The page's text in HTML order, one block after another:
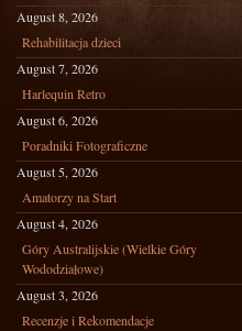
August 8, 2026
Rehabilitacja dzieci
August 7, 2026
Harlequin Retro
August 6, 2026
Poradniki Fotograficzne
August 5, 2026
Amatorzy na Start
August 4, 2026
Góry Australijskie (Wielkie Góry
Wododziałowe)
August 3, 2026
Recenzje i Rekomendacje